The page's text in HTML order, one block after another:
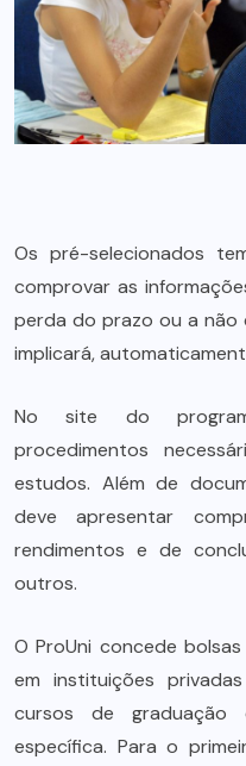
Os pré-selecionados
comprovar as
perda do prazo ou a não
implicará,
No site do
procedimentos
estudos. Além de
deve apresentar
rendimentos e de
outros.
O ProUni concede
em instituições
cursos de graduação
específica. Para o